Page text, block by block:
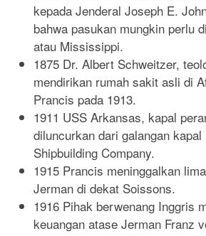
kepada Jenderal Joseph E.
bahwa pasukan mungkin perlu
atau Mississippi.
1875 Dr. Albert Schweitzer,
mendirikan rumah sakit asli di
Prancis pada 1913.
1911 USS Arkansas, kapal
diluncurkan dari galangan kapal
Shipbuilding Company.
1915 Prancis meninggalkan
Jerman di dekat Soissons.
1916 Pihak berwenang Inggris
keuangan atase Jerman Franz